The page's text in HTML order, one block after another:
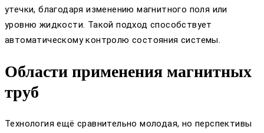
утечки, благодаря изменению магнитного поля или
уровню жидкости. Такой подход способствует
автоматическому контролю состояния системы.
Области применения магнитных
труб
Технология ещё сравнительно молодая, но перспективы